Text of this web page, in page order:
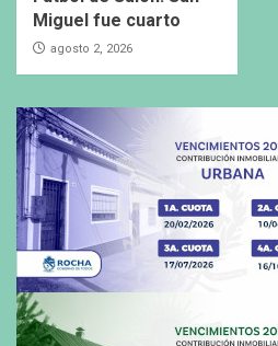
Miguel fue cuarto
agosto 2, 2026